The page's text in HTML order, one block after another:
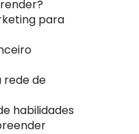
para
rede de
habilidades